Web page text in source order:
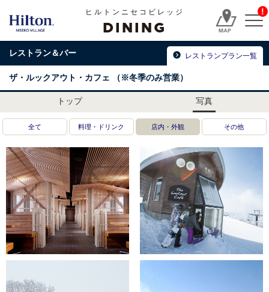
ヒルトンニセコビレッジ
DINING
!
レストラン＆バー レストランプラン一覧
ザ・ルックアウト・カフェ （※冬季のみ営業）
トップ 写真
全て 料理・ドリンク 店内・外観 その他